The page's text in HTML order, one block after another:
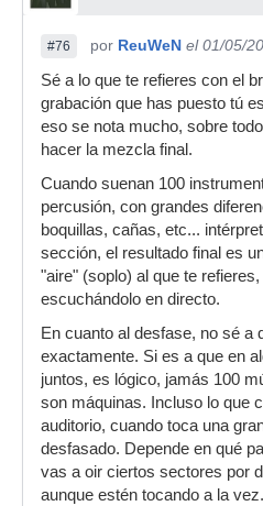
#76 por ReuWeN el 01/05/
Sé a lo que te refieres con el
grabación que has puesto tú
eso se nota mucho, sobre
hacer la mezcla final.
Cuando suenan 100
percusión, con grandes
boquillas, cañas, etc...
sección, el resultado final es
"aire" (soplo) al que te
escuchándolo en directo.
En cuanto al desfase, no sé a
exactamente. Si es a que en
juntos, es lógico, jamás 100
son máquinas. Incluso lo que
auditorio, cuando toca una
desfasado. Depende en qué
vas a oir ciertos sectores por
aunque estén tocando a la